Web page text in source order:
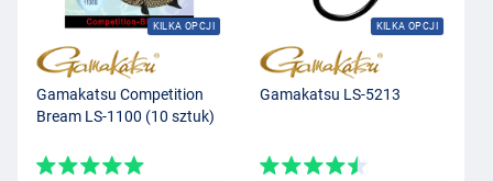
KILKA OPCJI
Gamakatsu Competition
Bream LS-1100 (10 sztuk)
KILKA OPCJI
Gamakatsu LS-5213